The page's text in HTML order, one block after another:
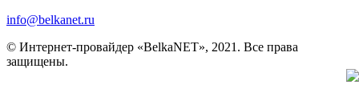
info@belkanet.ru
© Интернет-провайдер «BelkaNET», 2021. Все права
защищены.